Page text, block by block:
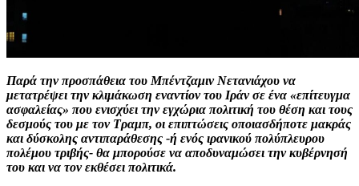
Παρά την προσπάθεια του Μπέντζαμιν Νετανιάχου να
μετατρέψει την κλιμάκωση εναντίον του Ιράν σε ένα «επίτευγμα
ασφαλείας» που ενισχύει την εγχώρια πολιτική του θέση και τους
δεσμούς του με τον Τραμπ, οι επιπτώσεις οποιασδήποτε μακράς
και δύσκολης αντιπαράθεσης -ή ενός ιρανικού πολύπλευρου
πολέμου τριβής- θα μπορούσε να αποδυναμώσει την κυβέρνησή
του και να τον εκθέσει πολιτικά.